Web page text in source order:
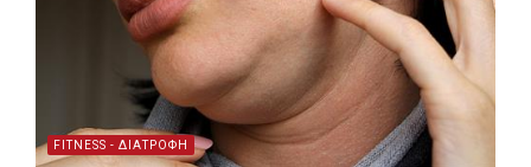
FITNESS - ΔΙΑΤΡΟΦΗ